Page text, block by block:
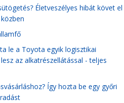
Életveszélyes hibát követ el
le a Toyota egyik logisztikai
az alkatrészellátással - teljes
Így hozta be egy győri